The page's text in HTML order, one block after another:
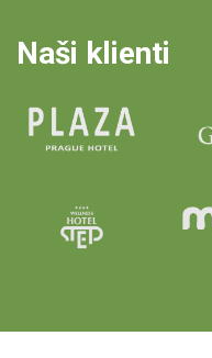
Naši klienti